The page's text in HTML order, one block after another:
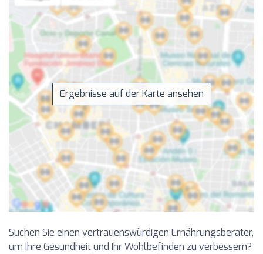
Ergebnisse auf der Karte ansehen
Suchen Sie einen vertrauenswürdigen Ernährungsberater,
um Ihre Gesundheit und Ihr Wohlbefinden zu verbessern?